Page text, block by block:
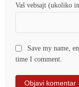
Vaš vebsajt (ukoliko
Save my name,
time I comment.